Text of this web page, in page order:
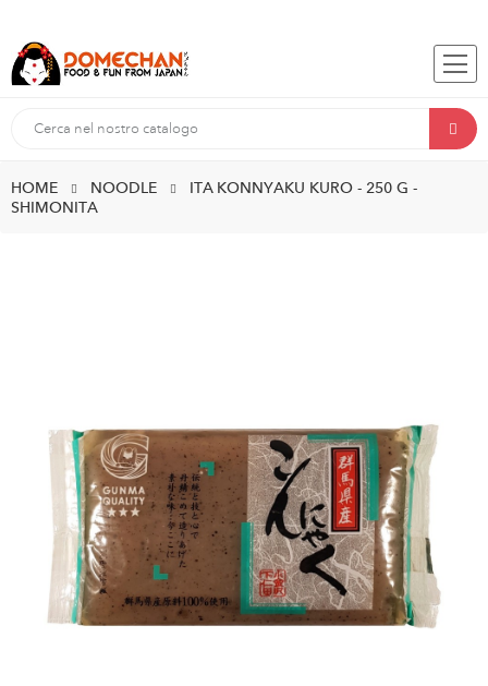
HOME NOODLE
ITA KONNYAKU KURO - 250 G -
SHIMONITA